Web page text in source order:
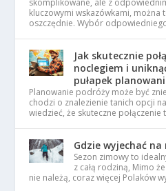
skomplikowane, ale z
kluczowymi wskazówkami, można
oszczędnie. Wybór
Jak skutecznie
noclegiem i
pułapek
Planowanie podróży może być
chodzi o znalezienie tanich opcji
wiedzieć, że skuteczne połączenie
Gdzie wyjechać
Sezon zimowy to
z całą rodziną, Mimo
nie należą, coraz więcej Polaków